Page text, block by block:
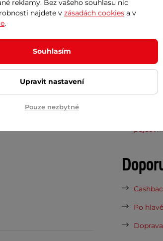
pro pohodlnou a
Velikost
7
Nová
Vaše
Po
reklamy. Bez vašeho souhlasu nic
najdete v zásadách cookies a v
.
Souhlasím
Upravit nastavení
Pouze nezbytné